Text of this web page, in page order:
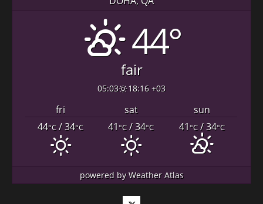
44°
fair
05:03 18:16 +03
fri sat
sun
44°C/ 34°C 41°C/ 34°C 41°C/ 34°C
powered byWeather Atlas